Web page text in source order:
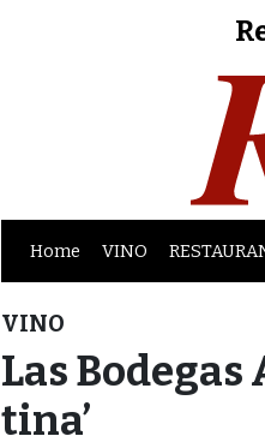
Home VINO
VINO
Las Bodegas
tina’